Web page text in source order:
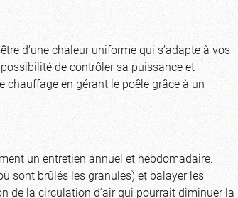
d’une chaleur uniforme qui s’adapte à vos
de contrôler sa puissance et
chauffage en gérant le poêle grâce à un
un entretien annuel et hebdomadaire.
sont brûlés les granules) et balayer les
de la circulation d’air qui pourrait diminuer la